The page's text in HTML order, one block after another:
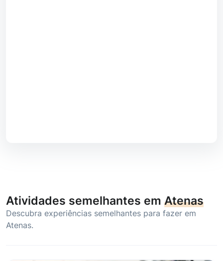
Atividades semelhantes em Atenas
Descubra experiências semelhantes para fazer em
Atenas.